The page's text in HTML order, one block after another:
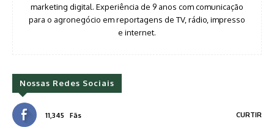
marketing digital. Experiência de 9 anos com comunicação
para o agronegócio em reportagens de TV, rádio, impresso
e internet.
Nossas Redes Sociais
11,345 Fãs CURTIR